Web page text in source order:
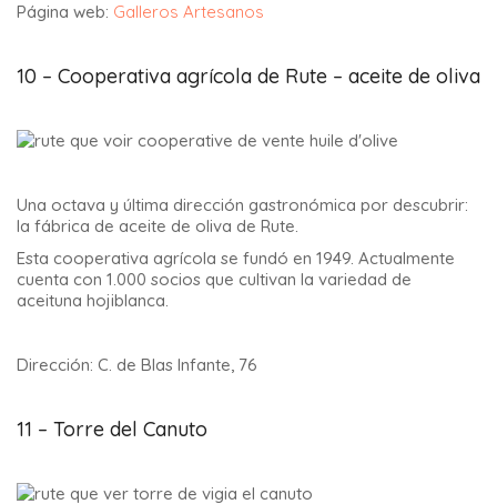
Página web: Galleros Artesanos
10 – Cooperativa agrícola de Rute – aceite de oliva
Una octava y última dirección gastronómica por descubrir:
la fábrica de aceite de oliva de Rute.
Esta cooperativa agrícola se fundó en 1949. Actualmente
cuenta con 1.000 socios que cultivan la variedad de
aceituna hojiblanca.
Dirección: C. de Blas Infante, 76
11 – Torre del Canuto